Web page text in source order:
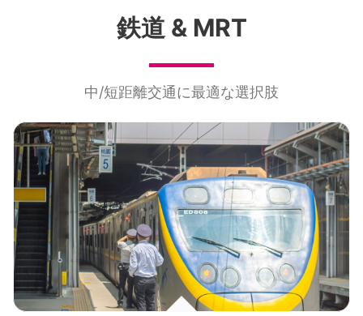
鉄道 & MRT
中/短距離交通に最適な選択肢